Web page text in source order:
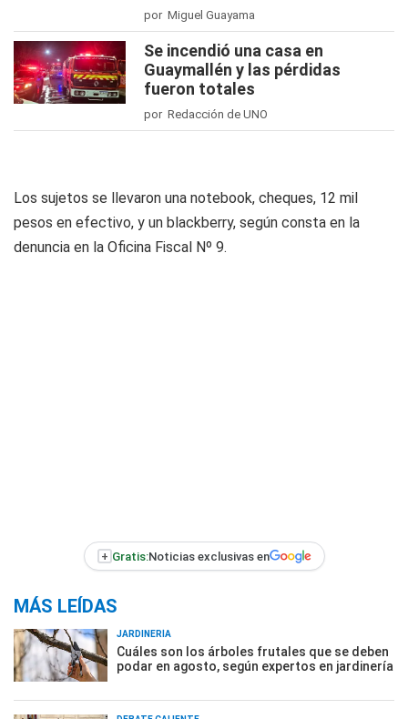
por Miguel Guayama
Se incendió una casa en
Guaymallén y las pérdidas
fueron totales
por Redacción de UNO
Los sujetos se llevaron una notebook, cheques, 12 mil
pesos en efectivo, y un blackberry, según consta en la
denuncia en la Oficina Fiscal Nº 9.
+ Gratis:Noticias exclusivas en
MÁS LEÍDAS
JARDINERÍA
Cuáles son los árboles frutales que se deben
podar en agosto, según expertos en jardinería